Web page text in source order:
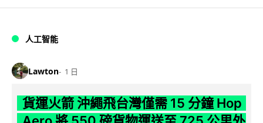
人工智能
Lawton 1 日
貨運火箭 沖繩飛台灣僅需 15 分鐘 Hop